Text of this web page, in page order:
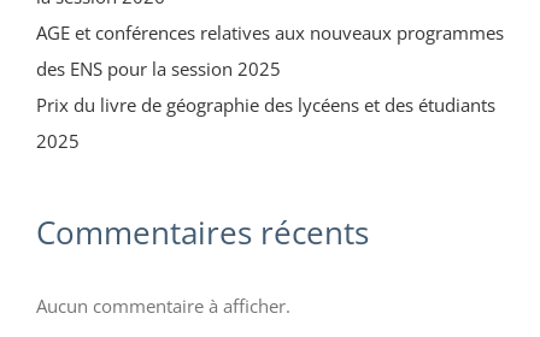
AGE et conférences relatives aux nouveaux programmes
des ENS pour la session 2025
Prix du livre de géographie des lycéens et des étudiants
2025
Commentaires récents
Aucun commentaire à afficher.